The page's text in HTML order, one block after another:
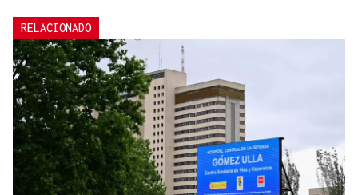
RELACIONADO